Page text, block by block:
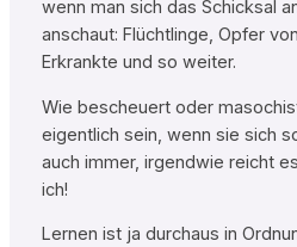
wenn man sich das Schicksal
anschaut: Flüchtlinge, Opfer
Erkrankte und so weiter.
Wie bescheuert oder
eigentlich sein, wenn sie sich
auch immer, irgendwie reicht
ich!
Lernen ist ja durchaus in